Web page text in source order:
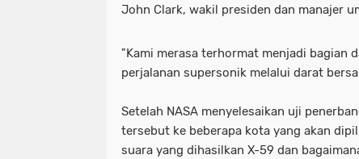
John Clark, wakil presiden dan manajer
"Kami merasa terhormat menjadi bagian
perjalanan supersonik melalui darat
Setelah NASA menyelesaikan uji
tersebut ke beberapa kota yang akan
suara yang dihasilkan X-59 dan